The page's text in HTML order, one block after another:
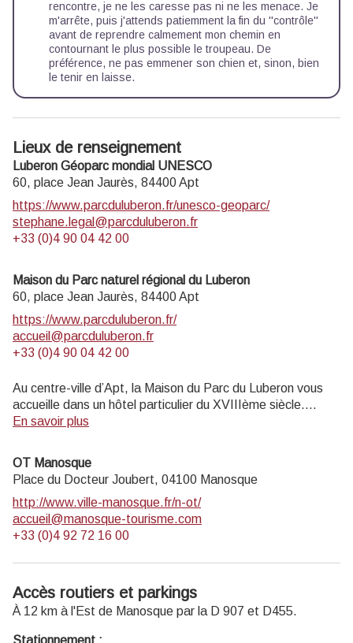
rencontre, je ne les caresse pas ni ne les menace. Je
m'arrête, puis j'attends patiemment la fin du ''contrôle''
avant de reprendre calmement mon chemin en
contournant le plus possible le troupeau. De
préférence, ne pas emmener son chien et, sinon, bien
le tenir en laisse.
Lieux de renseignement
Luberon Géoparc mondial UNESCO
60, place Jean Jaurès, 84400Apt
https://www.parcduluberon.fr/unesco-geoparc/
stephane.legal@parcduluberon.fr
+33 (0)4 90 04 42 00
Maison du Parc naturel régional du Luberon
60, place Jean Jaurès, 84400Apt
https://www.parcduluberon.fr/
accueil@parcduluberon.fr
+33 (0)4 90 04 42 00
Au centre-ville d’Apt, la Maison du Parc du Luberon vous
accueille dans un hôtel particulier du XVIIIème siècle.
Informations touristiques et vente de livres, cartes,
Exposition permanente visite gratuite.
Musée de géologie entrée payante (4 € ; 2€ réduit ; gratuit
moins de 18 ans, scolaires, enseignants).
Ouvert au public lundi, mardi, jeudi 14h-17h30, et mercredi
9h-12h30 et 14h-17h30 (hors jours fériés).
En savoir plus
OT Manosque
Place du Docteur Joubert, 04100 Manosque
http://www.ville-manosque.fr/n-ot/
accueil@manosque-tourisme.com
+33 (0)4 92 72 16 00
Accès routiers et parkings
À 12 km à l'Est de Manosque par la D 907 et D455.